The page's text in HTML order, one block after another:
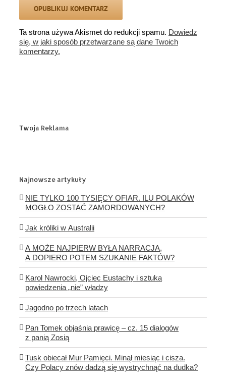
Ta strona używa Akismet do redukcji spamu. Dowiedz
się, w jaki sposób przetwarzane są dane Twoich
komentarzy.
Twoja Reklama
Najnowsze artykuły
NIE TYLKO 100 TYSIĘCY OFIAR. ILU POLAKÓW
MOGŁO ZOSTAĆ ZAMORDOWANYCH?
Jak króliki w Australii
A MOŻE NAJPIERW BYŁA NARRACJA,
A DOPIERO POTEM SZUKANIE FAKTÓW?
Karol Nawrocki, Ojciec Eustachy i sztuka
powiedzenia „nie” władzy
Jagodno po trzech latach
Pan Tomek objaśnia prawicę – cz. 15 dialogów
z panią Zosią
Tusk obiecał Mur Pamięci. Minął miesiąc i cisza.
Czy Polacy znów dadzą się wystrychnąć na dudka?